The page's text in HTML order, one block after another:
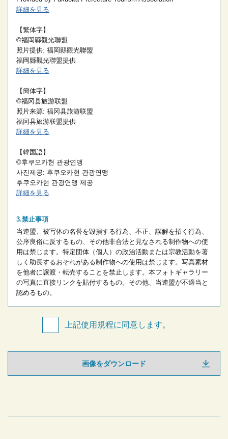
詳細を見る
【繁体字】
©福岡縣觀光聯盟
照片提供: 福岡縣觀光聯盟
福岡縣觀光聯盟提供
詳細を見る
【簡体字】
©福冈县旅游联盟
照片来源: 福冈县旅游联盟
福冈县旅游联盟提供
詳細を見る
【韓国語】
©후쿠오카현 관광연맹
사진제공: 후쿠오카현 관광연맹
후쿠오카현 관광연맹 제공
詳細を見る
禁止事項
当連盟、被写体の名誉を毀損する行為、不正、誤解を招く行為、
公序良俗に反するもの、その他非合法と見なされる制作物への使
用は禁じます。 特定団体（個人）の政治活動または宗教活動を著
しく助長するおそれがある制作物への使用は禁じます。 写真素材
を他者に譲渡・転売することを禁止します。 本フォトギャラリー
の写真に直接リンクを貼付するもの。 その他、当連盟が不適当と
認めるもの。
上記使用規程に同意します。
画像をダウンロード